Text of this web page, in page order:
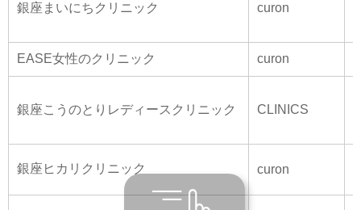
銀座まいにちクリニック curon
EASE女性のクリニック curon
銀座こうのとりレディースクリニック CLINICS
銀座ヒカリクリニック curon